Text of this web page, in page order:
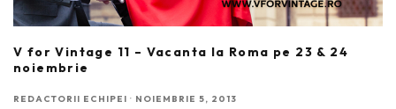
V for Vintage 11 – Vacanta la Roma pe 23 & 24
noiembrie
REDACTORII ECHIPEI · NOIEMBRIE 5, 2013